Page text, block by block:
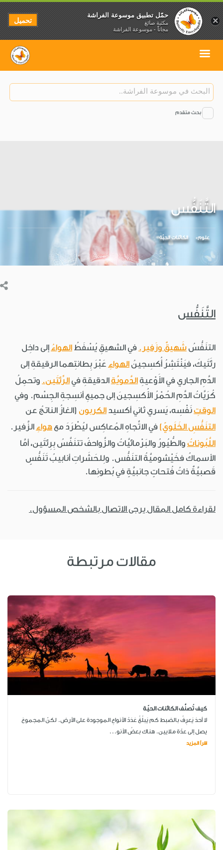
بحث متقدم
التَّنَفُّس
علوم الكائنات الحيّة
التَّنَفُّس
التنَفُّسُ شَهيقٌ وزَفير. في الشهيقِ يُسْفَطُ الهواءُ إلى داخِل
رئَتَيكَ، فيَنْتَشِرُ أُكسِجينُ الهواءِ عَبْرَ بِطانتِهما الرقيقةِ إلى
الدَّمِ الجاري في الأَوْعيةِ الدَّمويَّة الدقيقةِ في الرِّئتَين. وتحمِلُ
كُرَيَّاتُ الدَّمِ الحُمْرُ الأُكسِجينَ إلى جميعِ أنسِجةِ الجِسْم. وفي
الوقتِنَفْسِه، يَسري ثاني أكسيد الكربون (الغازُ الناتجُ عن
التنَفُّسِ الخَلَويّ) في الاتِّجاهِ المُعاكِس ليُطْرَدَ مع هواءِ الزَّفير.
اللَّبُوناتُ والطُّيُورُ والبَرْمائيَّاتُ والزَّواحفُ تتنَفَّسُ بِرِئتَين، أمَّا
الأسماكُ فخَيْشوميَّةُ التنَفُّس. ولِلحَشَراتِ أنابيبُ تَنَفُّسٍ
قَصبيَّةٌ ذاتُ فُتحاتٍ جانبيَّةٍ في بُطونِها.
لقراءة كامل المقال يرجى الاتصال بالشخص المسؤول.
مقالات مرتبطة
كيف تُصنَّف الكائنات الحيّة
لا أحدَ يَعرِفُ بالضبط كم يَبلُغُ عَدَدُ الأنواعِ الموجودة على الأرض. لكنّ المجموعَ
يصل إلى عدّة ملايين. هناك بعضُ الأنو...
اقرأ المزيد
×
حمّل تطبيق موسوعة الفراشة
مكتبة صائغ
مجاناً - موسوعة الفراشة
تحميل